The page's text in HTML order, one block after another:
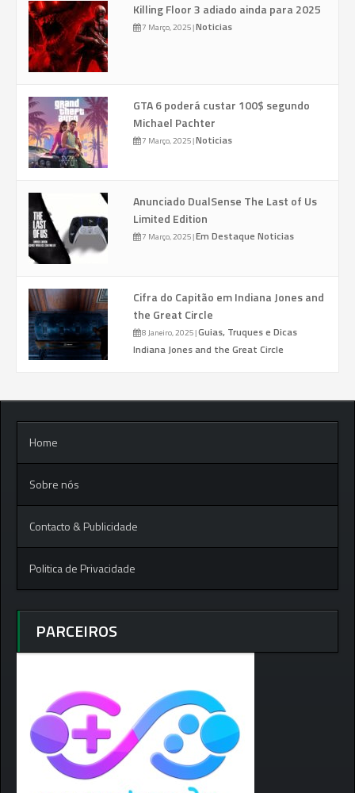
Killing Floor 3 adiado ainda para 2025
7 Março, 2025|Noticias
GTA 6 poderá custar 100$ segundo
Michael Pachter
7 Março, 2025|Noticias
Anunciado DualSense The Last of Us
Limited Edition
7 Março, 2025|Em Destaque Noticias
Cifra do Capitão em Indiana Jones and
the Great Circle
8 Janeiro, 2025|Guias, Truques e Dicas
Indiana Jones and the Great Circle
Home
Sobre nós
Contacto & Publicidade
Politica de Privacidade
PARCEIROS